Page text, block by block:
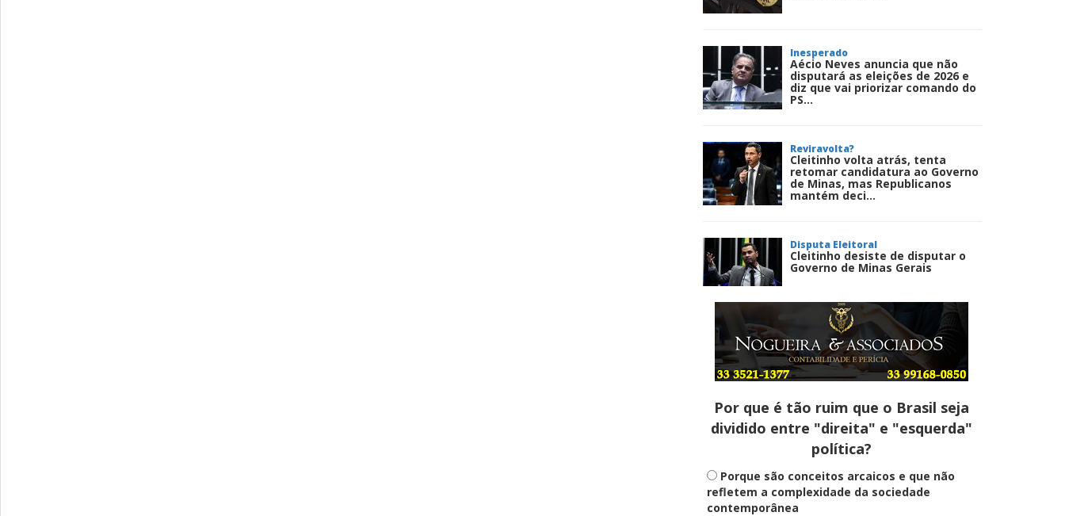
Inesperado
Aécio Neves anuncia que não
disputará as eleições de 2026 e
diz que vai priorizar comando do
PS...
Reviravolta?
Cleitinho volta atrás, tenta
retomar candidatura ao Governo
de Minas, mas Republicanos
mantém deci...
Disputa Eleitoral
Cleitinho desiste de disputar o
Governo de Minas Gerais
Entenda
Pix Pensão Alimentícia: entenda
o que é e como solicitar
Saúde Mental
Plataforma oferece escuta em
saúde mental para jovens no SUS
Digital
Por que é tão ruim que o Brasil seja
dividido entre "direita" e "esquerda"
política?
Porque são conceitos arcaicos e que não
refletem a complexidade da sociedade
contemporânea